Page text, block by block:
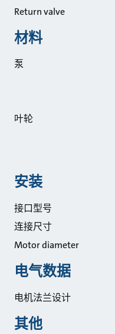
Return valve
材料
泵
叶轮
安装
接口型号
连接尺寸
Motor diameter
电气数据
电机法兰设计
其他